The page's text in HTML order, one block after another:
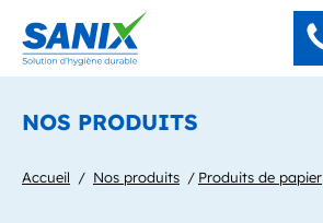
Panneau de gestion des cookies
NOS PRODUITS
Accueil Nos produits Produits de papier